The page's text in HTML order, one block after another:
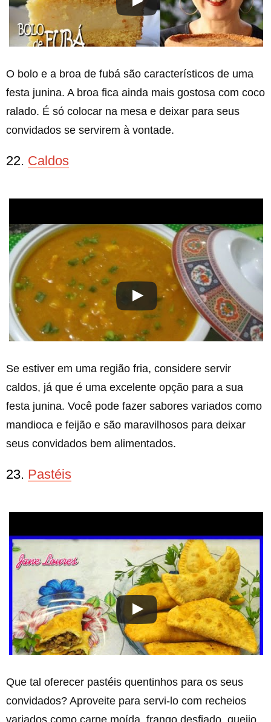
O bolo e a broa de fubá são característicos de uma
festa junina. A broa fica ainda mais gostosa com coco
ralado. É só colocar na mesa e deixar para seus
convidados se servirem à vontade.
22. Caldos
Se estiver em uma região fria, considere servir
caldos, já que é uma excelente opção para a sua
festa junina. Você pode fazer sabores variados como
mandioca e feijão e são maravilhosos para deixar
seus convidados bem alimentados.
23. Pastéis
Que tal oferecer pastéis quentinhos para os seus
convidados? Aproveite para servi-lo com recheios
variados como carne moída, frango desfiado, queijo